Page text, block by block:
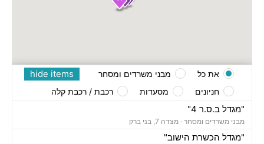
"מגדל ב.ס.ר 4"
מבני משרדים ומסחר · מצדה 7, בני ברק
"מגדל הכשרת הישוב"
hide items את כל
מבני משרדים ומסחר
חניונים
מסעדות רכבת / רכבת קלה